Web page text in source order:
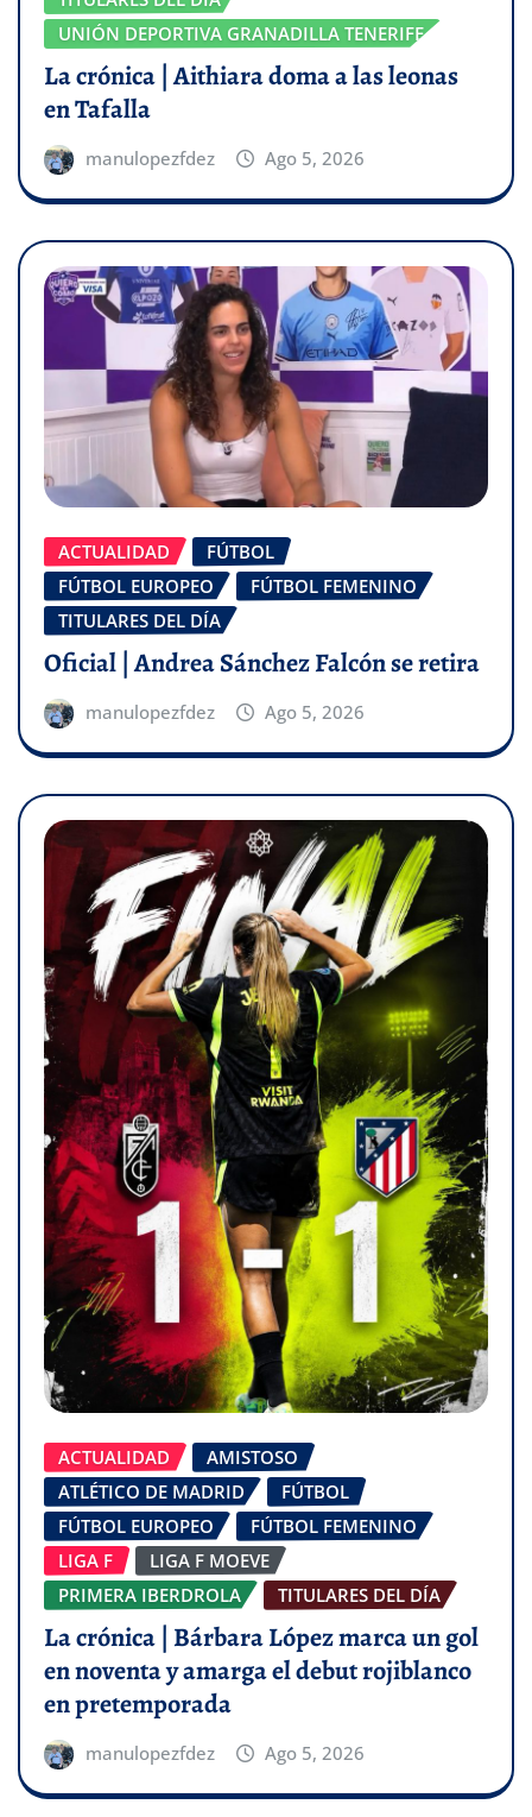
UNIÓN DEPORTIVA GRANADILLA TENERIFE
La crónica | Aithiara doma a las leonas
en Tafalla
manulopezfdez Ago 5, 2026
ACTUALIDAD
FÚTBOL
FÚTBOL EUROPEO
FÚTBOL FEMENINO
TITULARES DEL DÍA
Oficial | Andrea Sánchez Falcón se retira
manulopezfdez Ago 5, 2026
ACTUALIDAD
AMISTOSO
ATLÉTICO DE MADRID
FÚTBOL
FÚTBOL EUROPEO
FÚTBOL FEMENINO
LIGA F
LIGA F MOEVE
PRIMERA IBERDROLA
TITULARES DEL DÍA
La crónica | Bárbara López marca un gol
en noventa y amarga el debut rojiblanco
en pretemporada
manulopezfdez Ago 5, 2026